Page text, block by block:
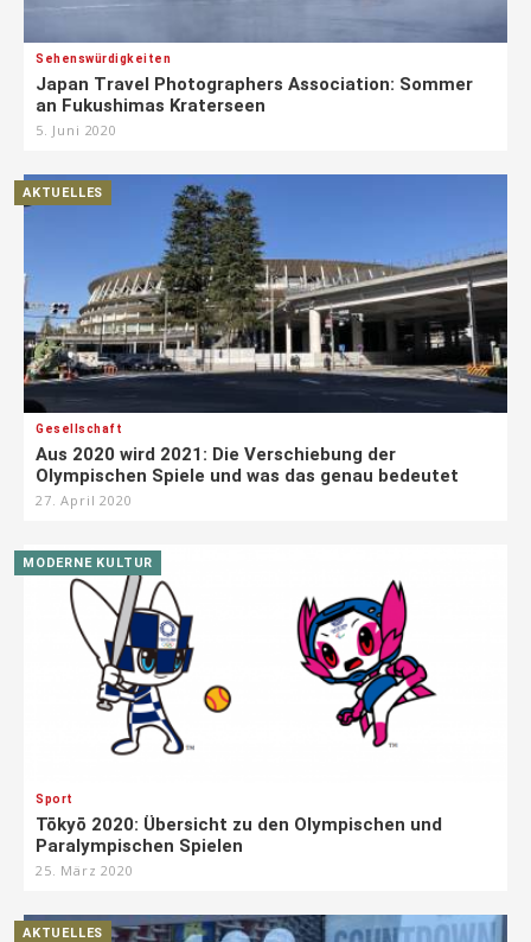
Sehenswürdigkeiten
Japan Travel Photographers Association: Sommer
an Fukushimas Kraterseen
5. Juni 2020
AKTUELLES
Gesellschaft
Aus 2020 wird 2021: Die Verschiebung der
Olympischen Spiele und was das genau bedeutet
27. April 2020
MODERNE KULTUR
Sport
Tōkyō 2020: Übersicht zu den Olympischen und
Paralympischen Spielen
25. März 2020
AKTUELLES